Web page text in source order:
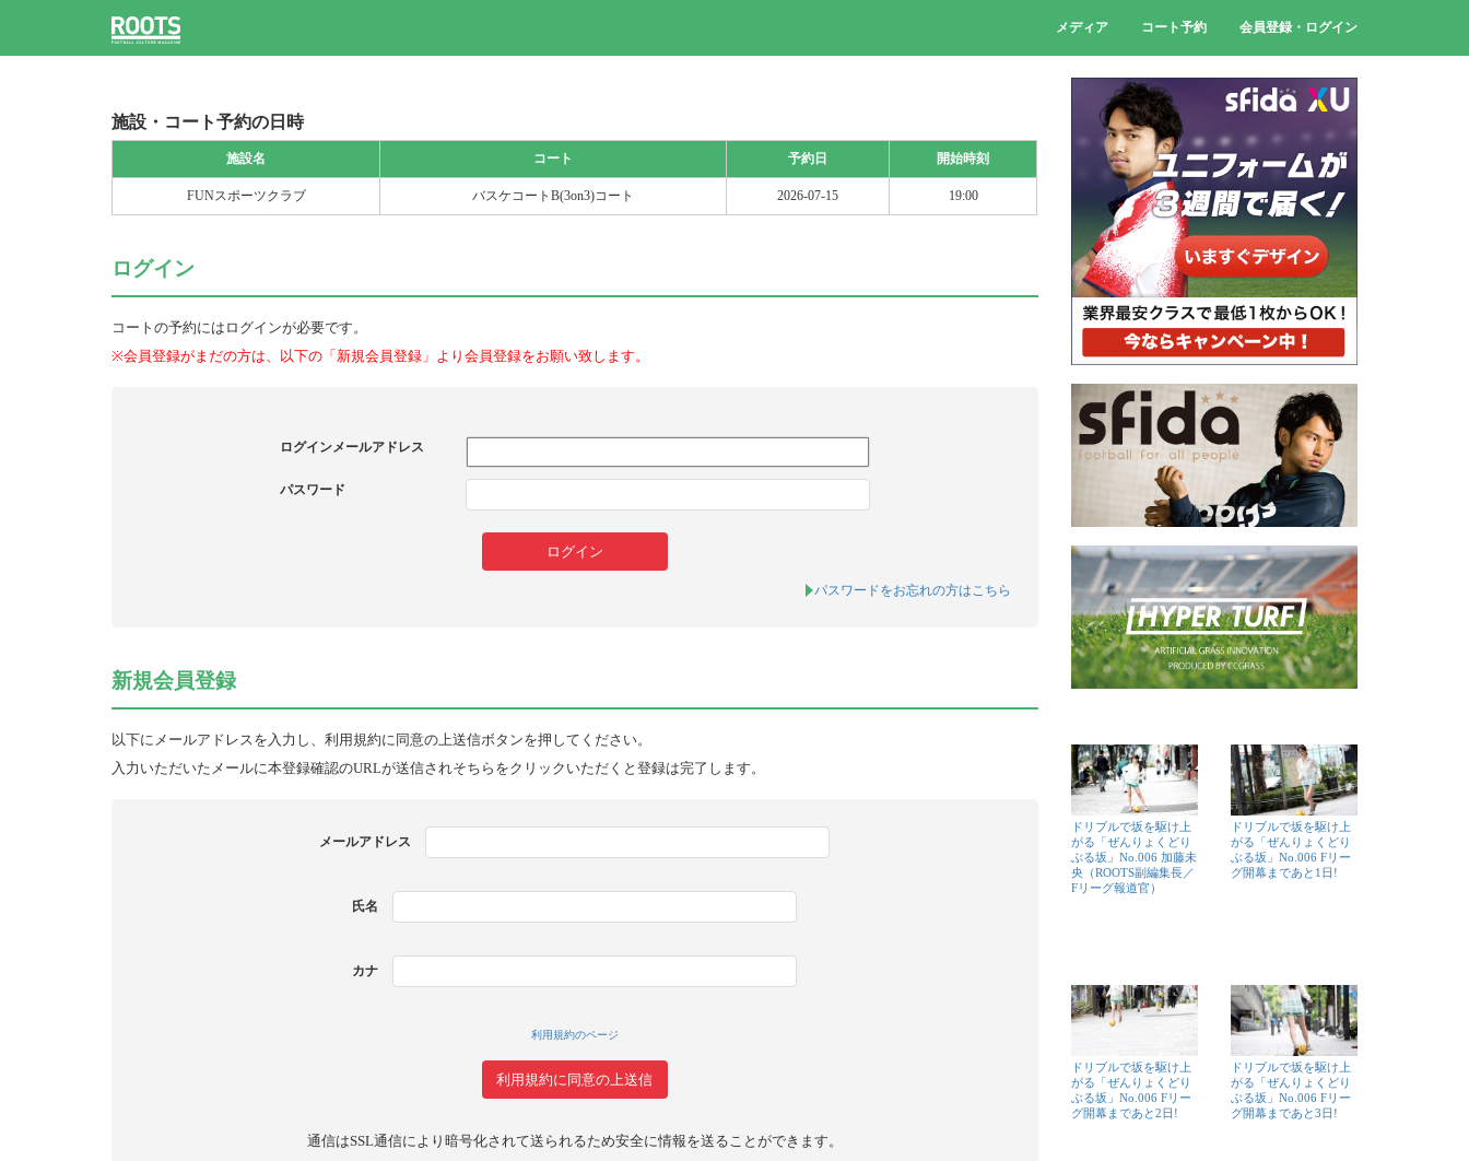
メディア コート予約 会員登録・ログイン
施設・コート予約の日時
施設名 コート 予約日 開始時刻
FUNスポーツクラブ バスケコートB(3on3)コート 2026-07-15 19:00
ログイン
コートの予約にはログインが必要です。
※会員登録がまだの方は、以下の「新規会員登録」より会員登録をお願い致します。
ログインメールアドレス
パスワード
パスワードをお忘れの方はこちら
新規会員登録
以下にメールアドレスを入力し、利用規約に同意の上送信ボタンを押してください。
入力いただいたメールに本登録確認のURLが送信されそちらをクリックいただくと登録は完了します。
メールアドレス
氏名
カナ
利用規約のページ
通信はSSL通信により暗号化されて送られるため安全に情報を送ることができます。
ドリブルで坂を駆け上
がる「ぜんりょくどり
ぶる坂」No.006 加藤未
央（ROOTS副編集長／
Fリーグ報道官）
ドリブルで坂を駆け上
がる「ぜんりょくどり
ぶる坂」No.006 Fリー
グ開幕まであと1日!
ドリブルで坂を駆け上
がる「ぜんりょくどり
ぶる坂」No.006 Fリー
グ開幕まであと2日!
ドリブルで坂を駆け上
がる「ぜんりょくどり
ぶる坂」No.006 Fリー
グ開幕まであと3日!